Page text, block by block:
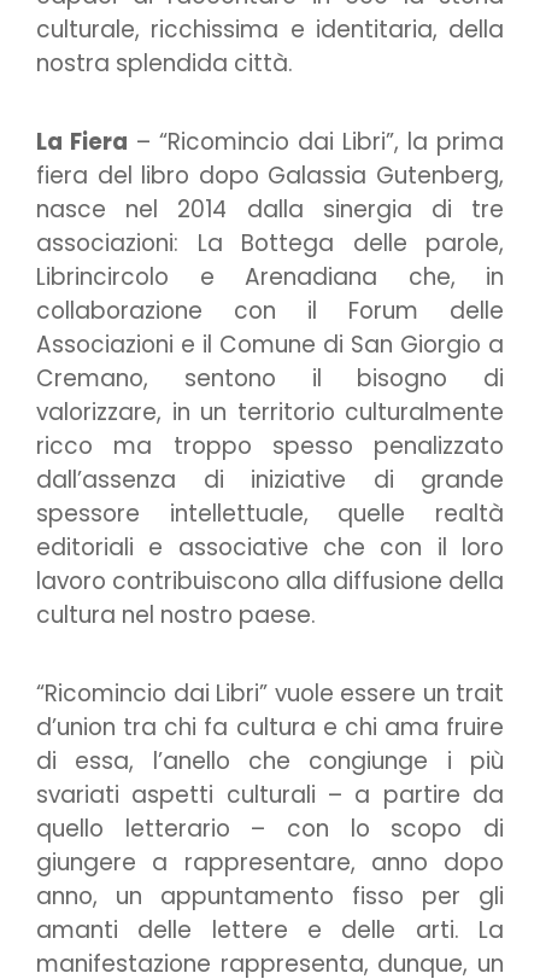
culturale, ricchissima e identitaria, della
nostra splendida città.
La Fiera – “Ricomincio dai Libri”, la prima
fiera del libro dopo Galassia Gutenberg,
nasce nel 2014 dalla sinergia di tre
associazioni: La Bottega delle parole,
Librincircolo e Arenadiana che, in
collaborazione con il Forum delle
Associazioni e il Comune di San Giorgio a
Cremano, sentono il bisogno di
valorizzare, in un territorio culturalmente
ricco ma troppo spesso penalizzato
dall’assenza di iniziative di grande
spessore intellettuale, quelle realtà
editoriali e associative che con il loro
lavoro contribuiscono alla diffusione della
cultura nel nostro paese.
“Ricomincio dai Libri” vuole essere un trait
d’union tra chi fa cultura e chi ama fruire
di essa, l’anello che congiunge i più
svariati aspetti culturali – a partire da
quello letterario – con lo scopo di
giungere a rappresentare, anno dopo
anno, un appuntamento fisso per gli
amanti delle lettere e delle arti. La
manifestazione rappresenta, dunque, un